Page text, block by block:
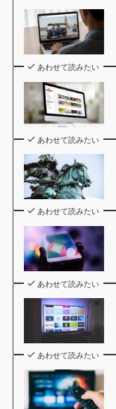
あわせて読みたい
あわせて読みたい
あわせて読みたい
あわせて読みたい
あわせて読みたい